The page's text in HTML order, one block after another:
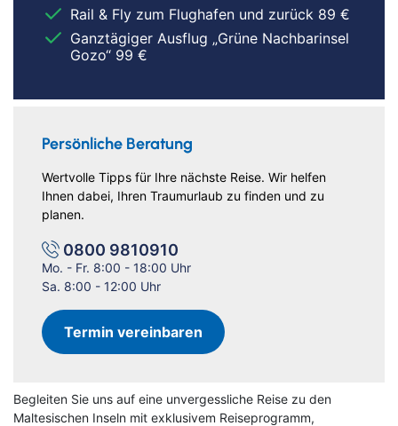
Begleiten Sie uns auf eine unvergessliche Reise zu den
Maltesischen Inseln mit exklusivem Reiseprogramm,
Rail & Fly zum Flughafen und zurück 89 €
Ganztägiger Ausflug „Grüne Nachbarinsel
Gozo“ 99 €
Persönliche Beratung
Wertvolle Tipps für Ihre nächste Reise. Wir helfen
Ihnen dabei, Ihren Traumurlaub zu finden und zu
planen.
0800 9810910
Mo. - Fr. 8:00 - 18:00 Uhr
Sa. 8:00 - 12:00 Uhr
Termin vereinbaren